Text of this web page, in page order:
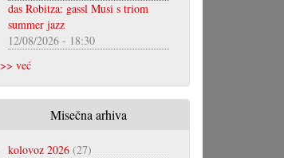
das Robitza: gassl Musi s triom
summer jazz
12/08/2026 - 18:30
>> već
Misečna arhiva
kolovoz 2026(27)